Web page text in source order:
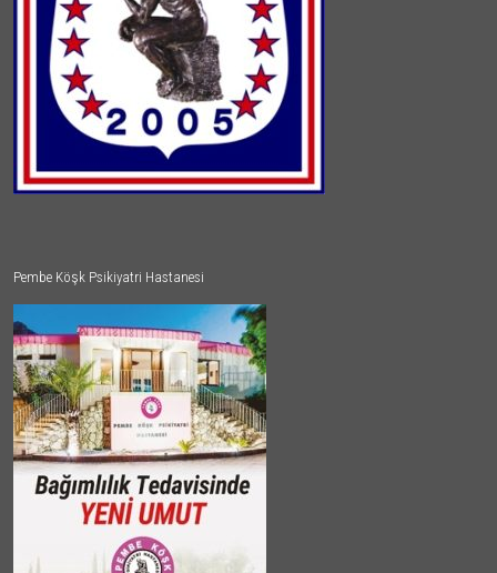
Pembe Köşk Psikiyatri Hastanesi